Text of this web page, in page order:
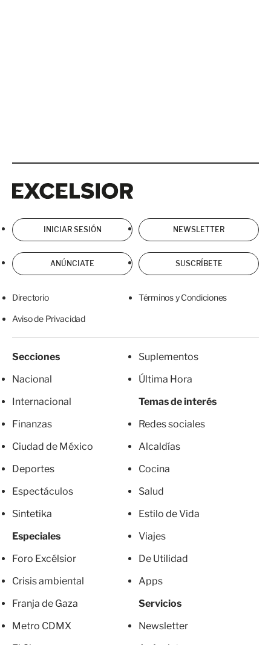
INICIAR SESIÓN NEWSLETTER
ANÚNCIATE SUSCRÍBETE
Directorio Términos y Condiciones
Aviso de Privacidad
Secciones
Nacional
Internacional
Finanzas
Ciudad de México
Deportes
Espectáculos
Sintetika
Especiales
Foro Excélsior
Crisis ambiental
Franja de Gaza
Metro CDMX
Suplementos
Última Hora
Temas de interés
Redes sociales
Alcaldías
Cocina
Salud
Estilo de Vida
Viajes
De Utilidad
Apps
Servicios
Newsletter